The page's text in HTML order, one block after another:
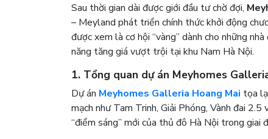
Sau thời gian dài được giới đầu tư chờ đợi,
– Meyland phát triển chính thức khởi động
được xem là cơ hội “vàng” dành cho những
năng tăng giá vượt trội tại khu Nam Hà Nội.
1. Tổng quan dự án Meyhomes
Dự án Meyhomes Galleria Hoang Mai tọa
mạch như Tam Trinh, Giải Phóng, Vành đai
“điểm sáng” mới của thủ đô Hà Nội trong